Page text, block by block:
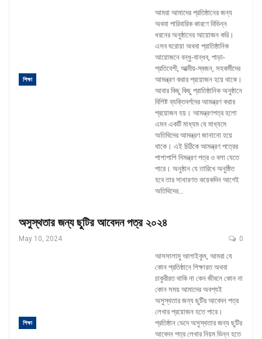
শিক্ষা
আমরা আমাদের প্রতিষ্ঠানের জন্য
অথবা পারিবারিক কারণে বিভিন্ন
ধরনের অনুষ্ঠানের আয়োজন করি।
এসব ঘরোয়া অথবা প্রাতিষ্ঠানিক
আয়োজনে বন্ধু-বান্ধব, পাড়া-
প্রতিবেশী, আত্মীয়-স্বজন, সহকর্মীদের
আমন্ত্রণ করার প্রয়োজন হয়ে থাকে।
আবার কিছু কিছু প্রাতিষ্ঠানিক অনুষ্ঠানে
বিশিষ্ট ব্যক্তিবর্গদের আমন্ত্রণ করার
প্রয়োজন হয়। আমন্ত্রণপত্র হলো
এমন একটি মাধ্যম যে মাধ্যমে
অতিথিদের আমন্ত্রণ জানানো হয়ে
থাকে। এই চিঠিকে আমন্ত্রণ পত্রের
পাশাপাশি নিমন্ত্রণ পত্র ও বলা যেতে
পারে। অনুষ্ঠান যে তারিখে অনুষ্ঠিত
হবে তার সাধারণত কয়েকদিন আগেই
অতিথিদের…
অসুস্থতার জন্য ছুটির আবেদন পত্র ২০২৪
May 10, 2024 0
শিক্ষা
আসসালামু আলাইকুম, আমরা যে
কোন প্রতিষ্ঠানে শিক্ষারত অথবা
চাকুরীরত থাকি না কেন জীবনে কোন না
কোন সময় আমাদের অবশ্যই
অসুস্থতার জন্য ছুটির আবেদন পত্র
লেখার প্রয়োজন হতে পারে।
প্রতিষ্ঠান ভেদে অসুস্থতার জন্য ছুটির
আবেদন পত্র লেখার নিয়ম ভিন্ন হতে